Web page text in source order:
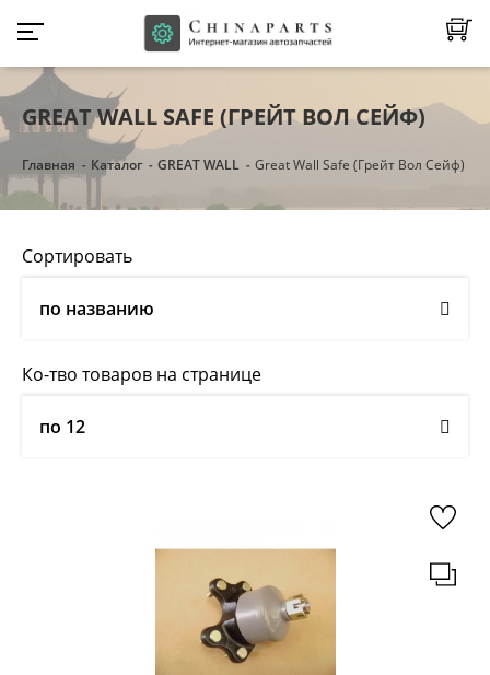
GREAT WALL SAFE (ГРЕЙТ ВОЛ СЕЙФ)
Главная Каталог GREAT WALL Great Wall Safe (Грейт Вол Сейф)
Сортировать
по названию
Ко-тво товаров на странице
по 12